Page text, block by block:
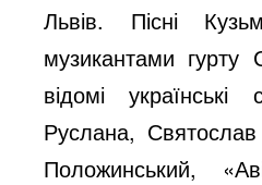
Львів. Пісні
музикантами гурту
відомі українські
Руслана,
Положинський,